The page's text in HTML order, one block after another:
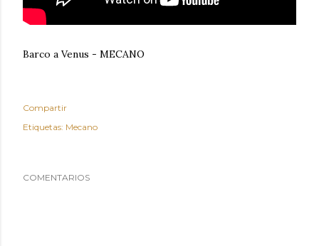
Barco a Venus - MECANO
Compartir
Etiquetas: Mecano
COMENTARIOS